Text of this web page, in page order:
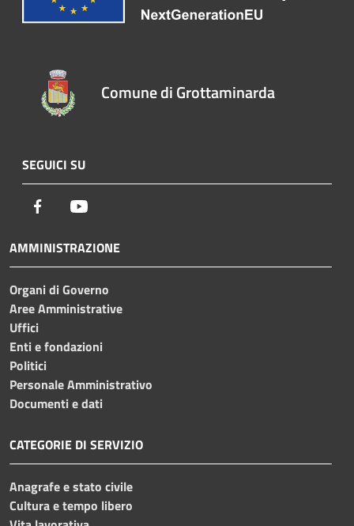
Comune di Grottaminarda
SEGUICI SU
Facebook
AMMINISTRAZIONE
Organi di Governo
Aree Amministrative
Uffici
Enti e fondazioni
Politici
Personale Amministrativo
Documenti e dati
CATEGORIE DI SERVIZIO
Anagrafe e stato civile
Cultura e tempo libero